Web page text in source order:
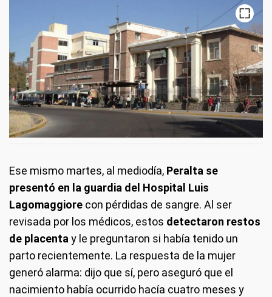
Ese mismo martes, al mediodía, Peralta se
presentó en la guardia del Hospital Luis
Lagomaggiore con pérdidas de sangre. Al ser
revisada por los médicos, estos detectaron restos
de placenta y le preguntaron si había tenido un
parto recientemente. La respuesta de la mujer
generó alarma: dijo que sí, pero aseguró que el
nacimiento había ocurrido hacía cuatro meses y